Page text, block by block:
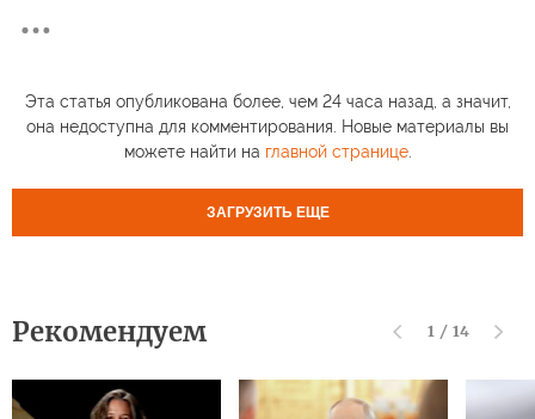
Эта статья опубликована более, чем 24 часа назад, а значит,
она недоступна для комментирования. Новые материалы вы
можете найти на главной странице.
ЗАГРУЗИТЬ ЕЩЕ
Рекомендуем 1 / 14